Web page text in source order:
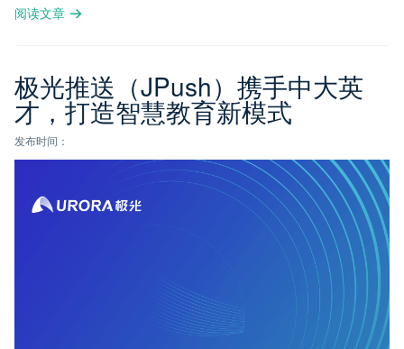
阅读文章
极光推送（JPush）携手中大英
才，打造智慧教育新模式
发布时间：